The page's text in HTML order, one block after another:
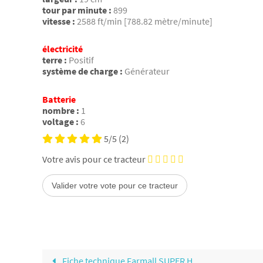
tour par minute : 899
vitesse : 2588 ft/min [788.82 mètre/minute]
électricité
terre : Positif
système de charge : Générateur
Batterie
nombre : 1
voltage : 6
5/5 (2)
Votre avis pour ce tracteur
Fiche technique Farmall SUPER H